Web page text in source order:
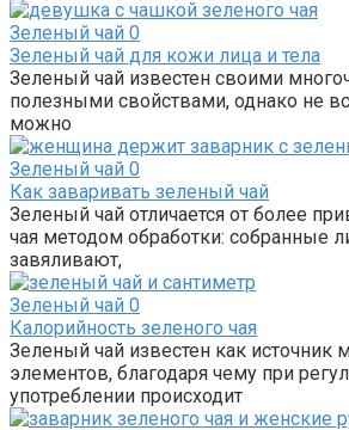
Зеленый чай 0
Зеленый чай для кожи лица и тела
Зеленый чай известен своими
полезными свойствами, однако не
можно
Зеленый чай 0
Как заваривать зеленый чай
Зеленый чай отличается от более
чая методом обработки: собранные
завяливают,
Зеленый чай 0
Калорийность зеленого чая
Зеленый чай известен как источник
элементов, благодаря чему при
употреблении происходит